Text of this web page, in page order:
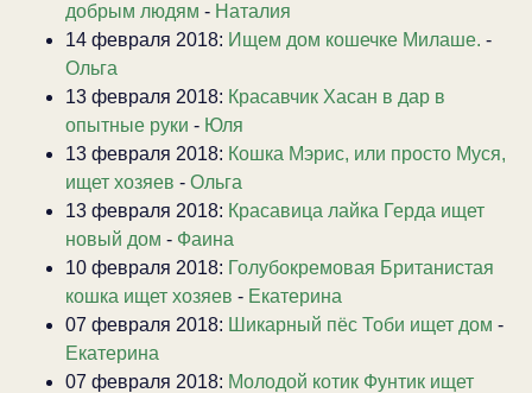
добрым людям - Наталия
14 февраля 2018: Ищем дом кошечке Милаше. -
Ольга
13 февраля 2018: Красавчик Хасан в дар в
опытные руки - Юля
13 февраля 2018: Кошка Мэрис, или просто Муся,
ищет хозяев - Ольга
13 февраля 2018: Красавица лайка Герда ищет
новый дом - Фаина
10 февраля 2018: Голубокремовая Британистая
кошка ищет хозяев - Екатерина
07 февраля 2018: Шикарный пёс Тоби ищет дом -
Екатерина
07 февраля 2018: Молодой котик Фунтик ищет